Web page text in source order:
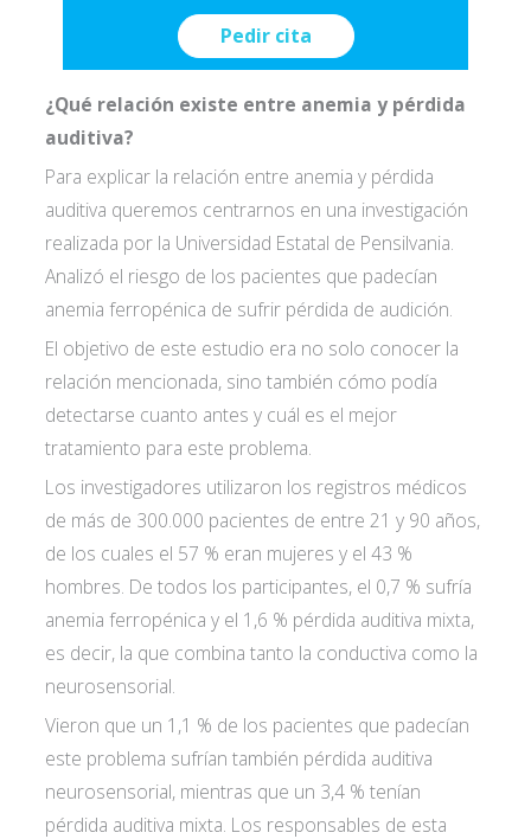
Pedir cita
Acepto lascondiciones de política de
privacidad*
¿Qué relación existe entre anemia y pérdida
auditiva?
Para explicar la relación entre anemia y pérdida
auditiva queremos centrarnos en una investigación
realizada por la Universidad Estatal de Pensilvania.
Analizó el riesgo de los pacientes que padecían
anemia ferropénica de sufrir pérdida de audición.
El objetivo de este estudio era no solo conocer la
relación mencionada, sino también cómo podía
detectarse cuanto antes y cuál es el mejor
tratamiento para este problema.
Los investigadores utilizaron los registros médicos
de más de 300.000 pacientes de entre 21 y 90 años,
de los cuales el 57 % eran mujeres y el 43 %
hombres. De todos los participantes, el 0,7 % sufría
anemia ferropénica y el 1,6 % pérdida auditiva mixta,
es decir, la que combina tanto la conductiva como la
neurosensorial.
Vieron que un 1,1 % de los pacientes que padecían
este problema sufrían también pérdida auditiva
neurosensorial, mientras que un 3,4 % tenían
pérdida auditiva mixta. Los responsables de esta